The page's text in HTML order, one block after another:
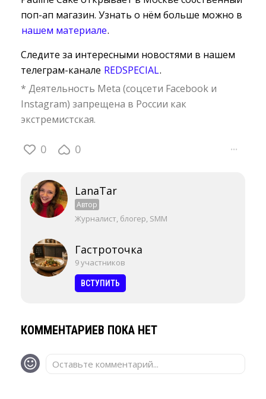
поп-ап магазин. Узнать о нём больше можно в
нашем материале.
Следите за интересными новостями в нашем
телеграм-канале REDSPECIAL.
* Деятельность Meta (соцсети Facebook и
Instagram) запрещена в России как
экстремистская.
0 0 ···
LanaTar
Автор
Журналист, блогер, SMM
Гастроточка
9 участников
ВСТУПИТЬ
КОММЕНТАРИЕВ ПОКА НЕТ
Оставьте комментарий...